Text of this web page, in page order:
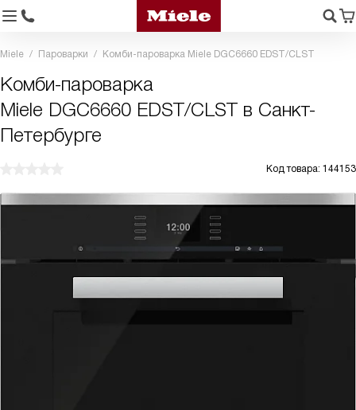
Miele Пароварки Комби-пароварка Miele DGC6660 EDST/CLST
Комби-пароварка
Miele DGC6660 EDST/CLST в Санкт-
Петербурге
Код товара: 144153